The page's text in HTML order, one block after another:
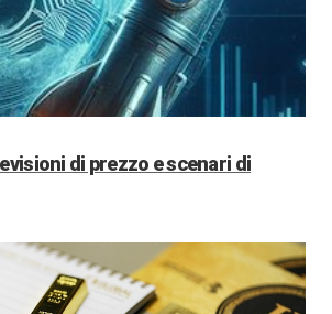
di prezzo e scenari di